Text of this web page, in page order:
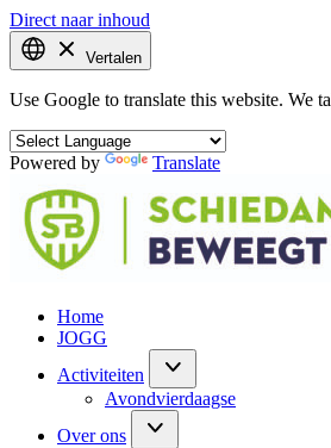
Direct naar inhoud
Vertalen
Use Google to translate this website. We
Powered by Translate
Home
JOGG
Activiteiten
Avondvierdaagse
Over ons